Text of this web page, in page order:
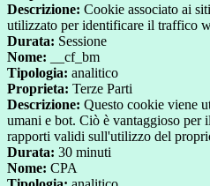
Descrizione: Cookie associato ai
utilizzato per identificare il traffico
Durata: Sessione
Nome: __cf_bm
Tipologia: analitico
Proprieta: Terze Parti
Descrizione: Questo cookie viene
umani e bot. Ciò è vantaggioso per
rapporti validi sull'utilizzo del
Durata: 30 minuti
Nome: CPA